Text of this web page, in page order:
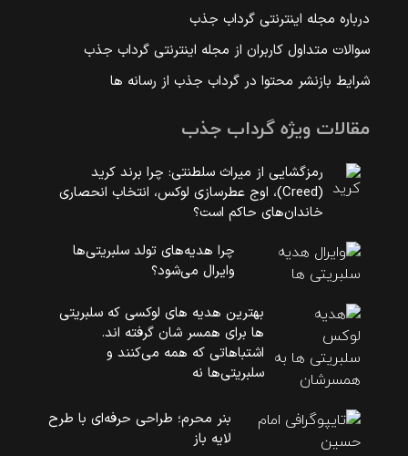
درباره مجله اینترنتی گرداب جذب
سوالات متداول کاربران از مجله اینترنتی گرداب جذب
شرایط بازنشر محتوا در گرداب جذب از رسانه ها
مقالات ویژه گرداب جذب
رمزگشایی از میراث سلطنتی: چرا برند کرید
(Creed)، اوج عطرسازی لوکس، انتخاب انحصاری
خاندان‌های حاکم است؟
چرا هدیه‌های تولد سلبریتی‌ها
وایرال می‌شود؟
بهترین هدیه های لوکسی که سلبریتی
ها برای همسر شان گرفته اند.
اشتباهاتی که همه می‌کنند و
سلبریتی‌ها نه
بنر محرم؛ طراحی حرفه‌ای با طرح
لایه باز